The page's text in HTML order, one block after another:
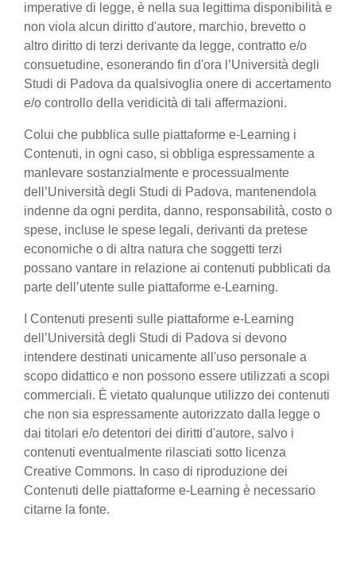
imperative di legge, è nella sua legittima disponibilità e
non viola alcun diritto d'autore, marchio, brevetto o
altro diritto di terzi derivante da legge, contratto e/o
consuetudine, esonerando fin d'ora l’Università degli
Studi di Padova da qualsivoglia onere di accertamento
e/o controllo della veridicità di tali affermazioni.
Colui che pubblica sulle piattaforme e-Learning i
Contenuti, in ogni caso, si obbliga espressamente a
manlevare sostanzialmente e processualmente
dell’Università degli Studi di Padova, mantenendola
indenne da ogni perdita, danno, responsabilità, costo o
spese, incluse le spese legali, derivanti da pretese
economiche o di altra natura che soggetti terzi
possano vantare in relazione ai contenuti pubblicati da
parte dell’utente sulle piattaforme e-Learning.
I Contenuti presenti sulle piattaforme e-Learning
dell’Università degli Studi di Padova si devono
intendere destinati unicamente all'uso personale a
scopo didattico e non possono essere utilizzati a scopi
commerciali. È vietato qualunque utilizzo dei contenuti
che non sia espressamente autorizzato dalla legge o
dai titolari e/o detentori dei diritti d'autore, salvo i
contenuti eventualmente rilasciati sotto licenza
Creative Commons. In caso di riproduzione dei
Contenuti delle piattaforme e-Learning è necessario
citarne la fonte.